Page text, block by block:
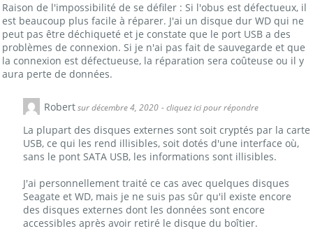
Raison de l'impossibilité de se défiler : Si l'obus est défectueux, il
est beaucoup plus facile à réparer. J'ai un disque dur WD qui ne
peut pas être déchiqueté et je constate que le port USB a des
problèmes de connexion. Si je n'ai pas fait de sauvegarde et que
la connexion est défectueuse, la réparation sera coûteuse ou il y
aura perte de données.
Robertsur décembre 4, 2020 - cliquez ici pour répondre
La plupart des disques externes sont soit cryptés par la carte
USB, ce qui les rend illisibles, soit dotés d'une interface où,
sans le pont SATA USB, les informations sont illisibles.
J'ai personnellement traité ce cas avec quelques disques
Seagate et WD, mais je ne suis pas sûr qu'il existe encore
des disques externes dont les données sont encore
accessibles après avoir retiré le disque du boîtier.